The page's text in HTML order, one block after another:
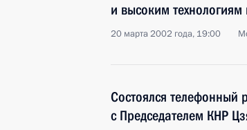
и высоким
20 марта 2002 года, 19:00
Состоялся телефонный
с Председателем КНР